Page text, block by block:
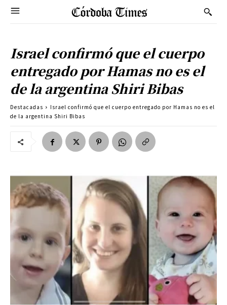
Israel confirmó que el cuerpo
entregado por Hamas no es el
de la argentina Shiri Bibas
Destacadas
Israel confirmó que el cuerpo entregado por Hamas no es el
de la argentina Shiri Bibas